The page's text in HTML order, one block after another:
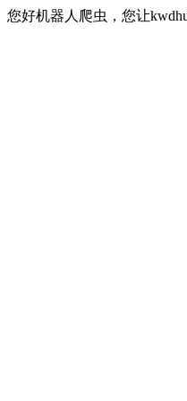
您好机器人爬虫，您让